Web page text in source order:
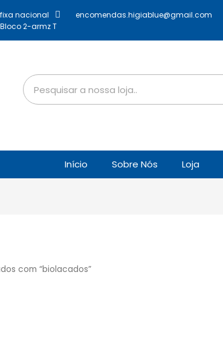
nacional
encomendas.higiablue@gmail.com
2-armz T
Início Sobre Nós Loja
com “biolacados”